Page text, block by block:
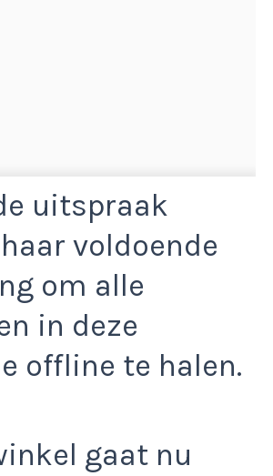
uitspraak
voldoende
om alle
in deze
offline te halen.
gaat nu